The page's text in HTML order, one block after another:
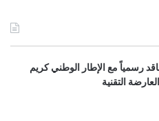
رسمياً مع الإطار الوطني كريم
التقنية